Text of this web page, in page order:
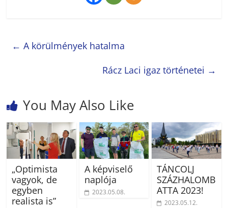
← A körülmények hatalma
Rácz Laci igaz történetei →
You May Also Like
„Optimista
vagyok, de
egyben
realista is”
A képviselő
naplója
2023.05.08.
TÁNCOLJ
SZÁZHALOMB
ATTA 2023!
2023.05.12.